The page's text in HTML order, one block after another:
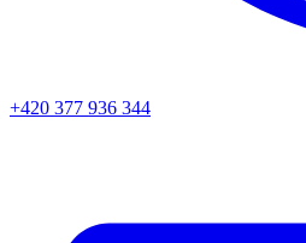
+420 377 936 344